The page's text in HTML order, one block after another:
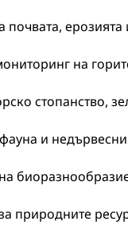
почвата,
на
стопанство,
и недървесни
природните